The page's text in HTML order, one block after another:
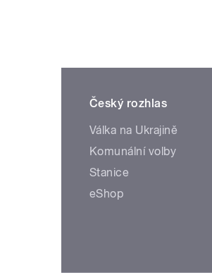
Český rozhlas
Válka na Ukrajině
Komunální volby
Stanice
eShop